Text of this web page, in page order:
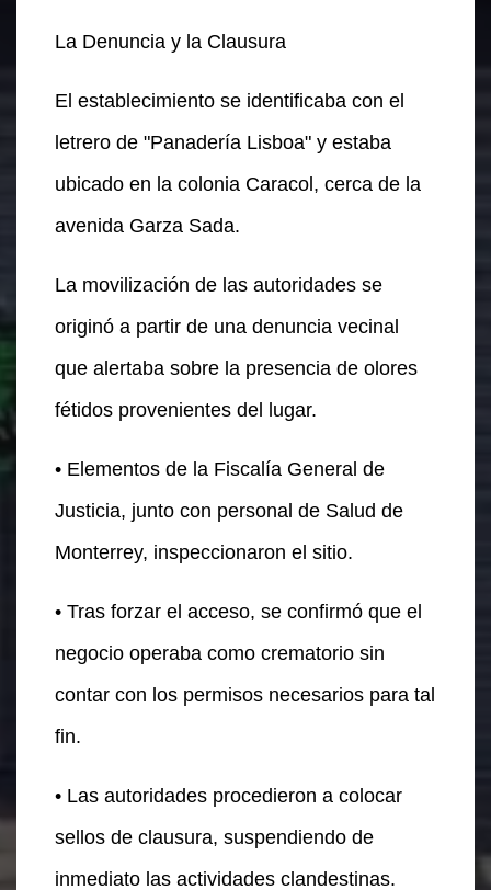
La Denuncia y la Clausura
El establecimiento se identificaba con el
letrero de "Panadería Lisboa" y estaba
ubicado en la colonia Caracol, cerca de la
avenida Garza Sada.
La movilización de las autoridades se
originó a partir de una denuncia vecinal
que alertaba sobre la presencia de olores
fétidos provenientes del lugar.
• Elementos de la Fiscalía General de
Justicia, junto con personal de Salud de
Monterrey, inspeccionaron el sitio.
• Tras forzar el acceso, se confirmó que el
negocio operaba como crematorio sin
contar con los permisos necesarios para tal
fin.
• Las autoridades procedieron a colocar
sellos de clausura, suspendiendo de
inmediato las actividades clandestinas.